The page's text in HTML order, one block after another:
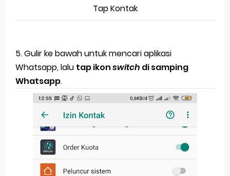
Tap Kontak
5. Gulir ke bawah untuk mencari aplikasi
Whatsapp, lalu tap ikonswitch di samping
Whatsapp.